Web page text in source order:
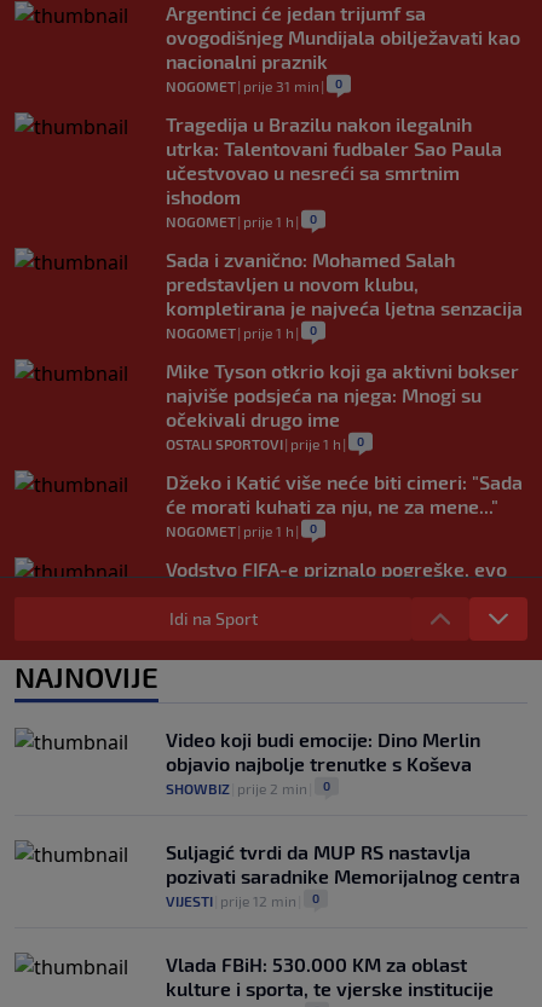
Argentinci će jedan trijumf sa
ovogodišnjeg Mundijala obilježavati kao
nacionalni praznik
NOGOMET| prije 31 min | 0
Tragedija u Brazilu nakon ilegalnih
utrka: Talentovani fudbaler Sao Paula
učestvovao u nesreći sa smrtnim
ishodom
NOGOMET| prije 1 h | 0
Sada i zvanično: Mohamed Salah
predstavljen u novom klubu,
kompletirana je najveća ljetna senzacija
NOGOMET| prije 1 h | 0
Mike Tyson otkrio koji ga aktivni bokser
najviše podsjeća na njega: Mnogi su
očekivali drugo ime
OSTALI SPORTOVI| prije 1 h | 0
Džeko i Katić više neće biti cimeri: "Sada
će morati kuhati za nju, ne za mene..."
NOGOMET| prije 1 h | 0
Vodstvo FIFA-e priznalo pogreške, evo
kakav je njegov stav prema Infantinu
NOGOMET|prije 2 h
Evo šta Sabalenka misli o testiranju pola
Idi na Sport
NAJNOVIJE
Video koji budi emocije: Dino Merlin
objavio najbolje trenutke s Koševa
SHOWBIZ prije 2 min 0
Suljagić tvrdi da MUP RS nastavlja
pozivati saradnike Memorijalnog centra
VIJESTI prije 12 min 0
Vlada FBiH: 530.000 KM za oblast
kulture i sporta, te vjerske institucije